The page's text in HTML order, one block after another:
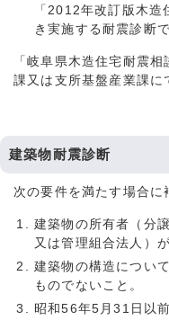
「2012年改訂版木
き実施する耐震診断
「岐阜県木造住宅耐震
課又は支所基盤産業課に
建築物耐震診断
次の要件を満たす場合に
建築物の所有者（分
又は管理組合法人）
建築物の構造につい
ものでないこと。
昭和56年5月31日以